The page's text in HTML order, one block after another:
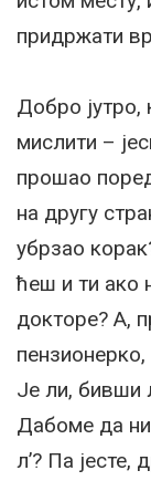
придржати
Добро јутро,
мислити –
прошао
на другу
убрзао
ћеш и ти ако
докторе? А,
пензионерко,
Jе ли, бивши
Дабоме да
л’? Па